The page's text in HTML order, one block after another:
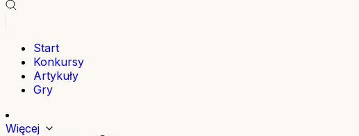
Start
Konkursy
Artykuły
Gry
Więcej